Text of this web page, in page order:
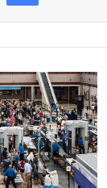
فوضى
عارمة
في
مطارات
أوروبا
وأمريكا